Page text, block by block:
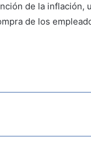
de la inflación,
de los